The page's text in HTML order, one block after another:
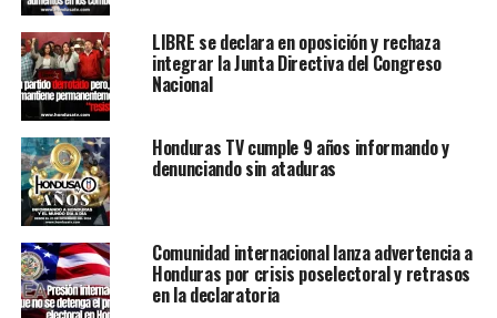
LIBRE se declara en oposición y rechaza
integrar la Junta Directiva del Congreso
Nacional
Honduras TV cumple 9 años informando y
denunciando sin ataduras
Comunidad internacional lanza advertencia a
Honduras por crisis poselectoral y retrasos
en la declaratoria